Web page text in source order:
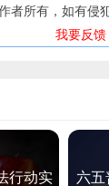
者所有，如有侵
我要反馈
行动实
六